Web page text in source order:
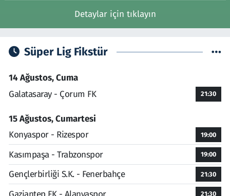
Detaylar için tıklayın
Süper Lig Fikstür
14 Ağustos, Cuma
Galatasaray - Çorum FK
21:30
15 Ağustos, Cumartesi
Konyaspor - Rizespor
19:00
Kasımpaşa - Trabzonspor 19:00
Gençlerbirliği S.K. - Fenerbahçe 21:30
21:30